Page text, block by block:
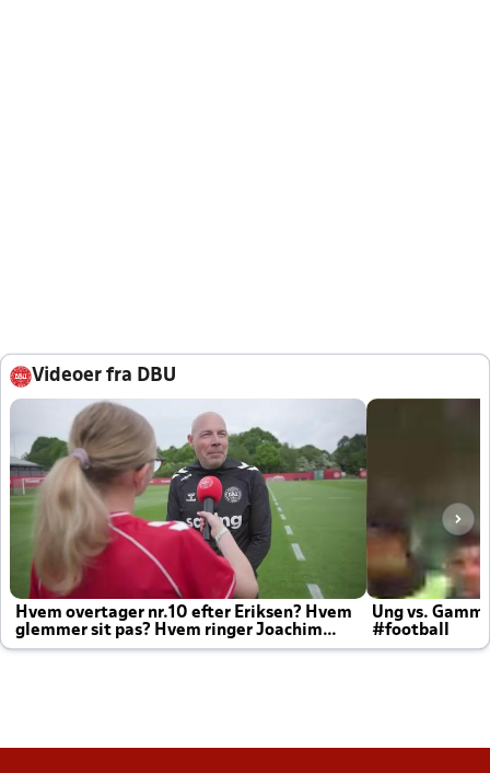
Videoer fra DBU
Hvem overtager nr.10 efter Eriksen? Hvem
glemmer sit pas? Hvem ringer Joachim
altid til efter kampe?
Ung vs.
#football